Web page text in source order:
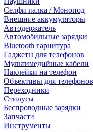
Селфи палка / Монопод
Внешние аккумуляторы
Автодержатель
Автомобильные зарядки
Bluetooth гарнитура
Гаджеты для телефонов
Мультимедийные кабели
Наклейки на телефон
Объективы для телефонов
Переходники
Стилусы
Беспроводные зарядки
Запчасти
Инструменты